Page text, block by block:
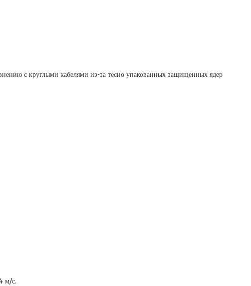
с круглыми кабелями из-за тесно упакованных защищенных ядер
м/с.